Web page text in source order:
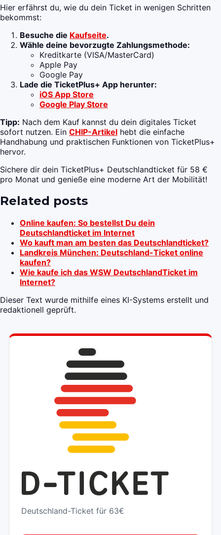
Hier erfährst du, wie du dein Ticket in wenigen Schritten
bekommst:
Besuche die Kaufseite.
Wähle deine bevorzugte Zahlungsmethode:
Kreditkarte (VISA/MasterCard)
Apple Pay
Google Pay
Lade die TicketPlus+ App herunter:
iOS App Store
Google Play Store
Tipp: Nach dem Kauf kannst du dein digitales Ticket
sofort nutzen. Ein CHIP-Artikel hebt die einfache
Handhabung und praktischen Funktionen von TicketPlus+
hervor.
Sichere dir dein TicketPlus+ Deutschlandticket für 58 €
pro Monat und genieße eine moderne Art der Mobilität!
Related posts
Online kaufen: So bestellst Du dein
Deutschlandticket im Internet
Wo kauft man am besten das Deutschlandticket?
Landkreis München: Deutschland-Ticket online
kaufen?
Wie kaufe ich das WSW DeutschlandTicket im
Internet?
Dieser Text wurde mithilfe eines KI-Systems erstellt und
redaktionell geprüft.
Deutschland-Ticket für 63€